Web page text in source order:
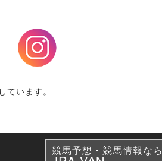
Instagram
います。
競馬予想・競馬情報なら